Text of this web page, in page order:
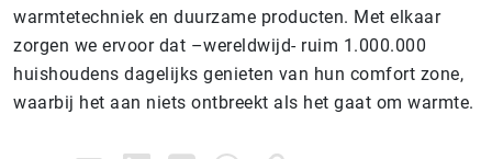
warmtetechniek en duurzame producten. Met elkaar
zorgen we ervoor dat –wereldwijd- ruim 1.000.000
huishoudens dagelijks genieten van hun comfort zone,
waarbij het aan niets ontbreekt als het gaat om warmte.